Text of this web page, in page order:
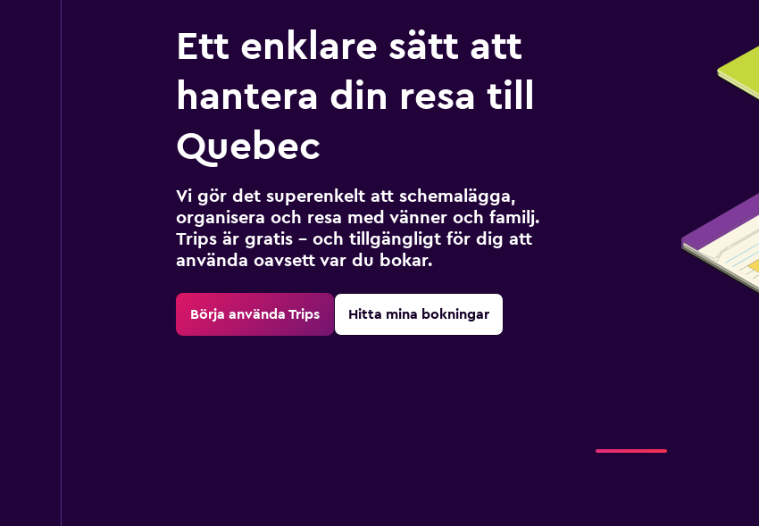
Ett enklare sätt att
hantera din resa till
Quebec
Vi gör det superenkelt att schemalägga,
organisera och resa med vänner och familj.
Trips är gratis – och tillgängligt för dig att
använda oavsett var du bokar.
Börja använda Trips Hitta mina bokningar